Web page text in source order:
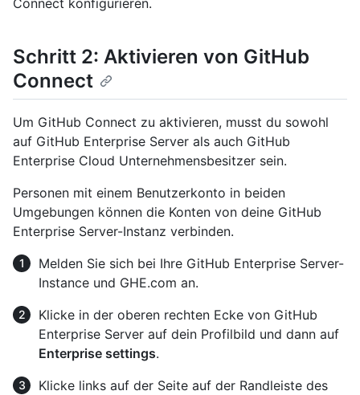
Schritt 2: Aktivieren von GitHub
Connect
Um GitHub Connect zu aktivieren, musst du sowohl
auf GitHub Enterprise Server als auch GitHub
Enterprise Cloud Unternehmensbesitzer sein.
Personen mit einem Benutzerkonto in beiden
Umgebungen können die Konten von deine GitHub
Enterprise Server-Instanz verbinden.
Melden Sie sich bei Ihre GitHub Enterprise Server-
Instance und GHE.com an.
Klicke in der oberen rechten Ecke von GitHub
Enterprise Server auf dein Profilbild und dann auf
Enterprise settings.
Klicke links auf der Seite auf der Randleiste des